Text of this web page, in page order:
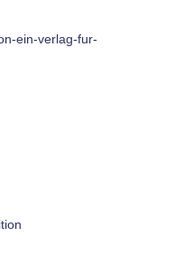
ein-verlag-fur-